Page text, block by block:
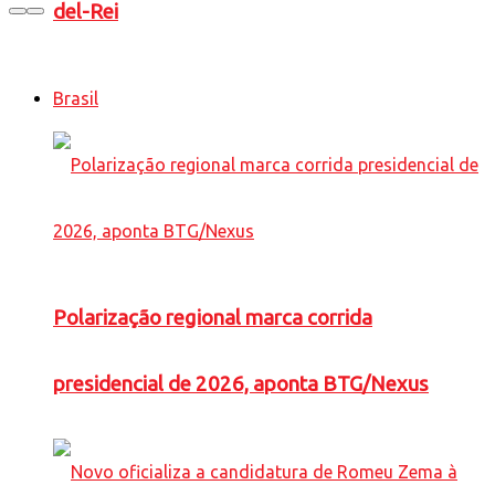
del-Rei
Brasil
Polarização regional marca corrida
presidencial de 2026, aponta BTG/Nexus